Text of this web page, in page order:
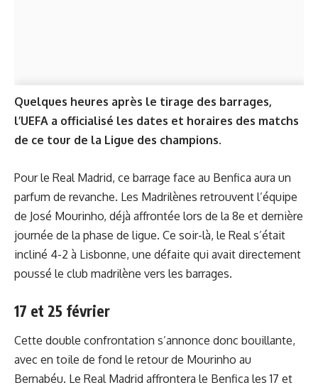
Quelques heures après le tirage des barrages,
l’UEFA a officialisé les dates et horaires des matchs
de ce tour de la Ligue des champions.
Pour le Real Madrid, ce barrage face au Benfica aura un
parfum de revanche. Les Madrilènes retrouvent l’équipe
de José Mourinho, déjà affrontée lors de la 8e et dernière
journée de la phase de ligue. Ce soir-là, le Real s’était
incliné 4-2 à Lisbonne, une défaite qui avait directement
poussé le club madrilène vers les barrages.
17 et 25 février
Cette double confrontation s’annonce donc bouillante,
avec en toile de fond le retour de Mourinho au
Bernabéu. Le Real Madrid affrontera le Benfica les 17 et